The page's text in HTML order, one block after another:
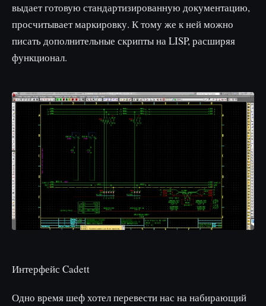
выдает готовую стандартизированную документацию,
просчитывает маркировку. К тому же к ней можно
писать дополнительные скрипты на LISP, расширяя
функционал.
Интерфейс Cadett
Одно время шеф хотел перевести нас на набирающий